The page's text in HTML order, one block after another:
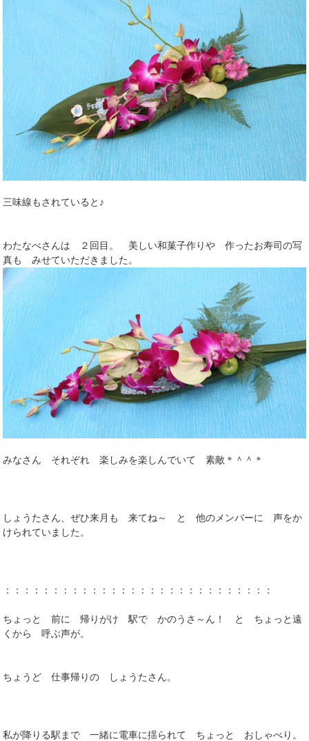
三味線もされていると♪
わたなべさんは ２回目。 美しい和菓子作りや 作ったお寿司の写
真も みせていただきました。
みなさん それぞれ 楽しみを楽しんでいて 素敵＊＾＾＊
しょうたさん、ぜひ来月も 来てね～ と 他のメンバーに 声をか
けられていました。
：：：：：：：：：：：：：：：：：：：：：：：：：：：：
ちょっと 前に 帰りがけ 駅で かのうさ～ん！ と ちょっと遠
くから 呼ぶ声が。
ちょうど 仕事帰りの しょうたさん。
私が降りる駅まで 一緒に電車に揺られて ちょっと おしゃべり。